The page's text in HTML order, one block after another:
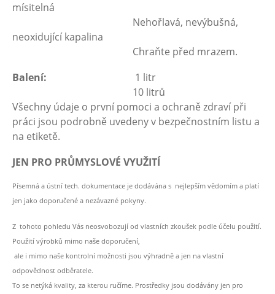
mísitelná
Nehořlavá, nevýbušná,
neoxidující kapalina
Chraňte před mrazem.
Balení: 1 litr
10 litrů
Všechny údaje o první pomoci a ochraně zdraví při
práci jsou podrobně uvedeny v bezpečnostním listu a
na etiketě.
JEN PRO PRŮMYSLOVÉ VYUŽITÍ
Písemná a ústní tech. dokumentace je dodávána s nejlepším vědomím a platí
jen jako doporučené a nezávazné pokyny.
Z tohoto pohledu Vás neosvobozují od vlastních zkoušek podle účelu použití.
Použití výrobků mimo naše doporučení,
ale i mimo naše kontrolní možnosti jsou výhradně a jen na vlastní
odpovědnost odběratele.
To se netýká kvality, za kterou ručíme. Prostředky jsou dodávány jen pro